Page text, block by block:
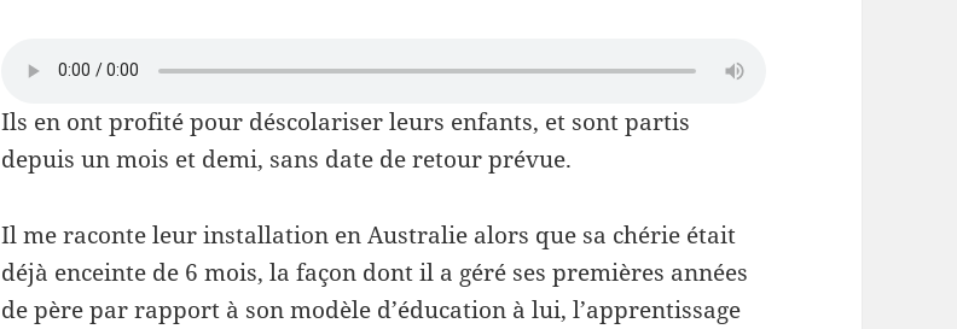
Ils en ont profité pour déscolariser leurs enfants, et sont partis
depuis un mois et demi, sans date de retour prévue.
Il me raconte leur installation en Australie alors que sa chérie était
déjà enceinte de 6 mois, la façon dont il a géré ses premières années
de père par rapport à son modèle d’éducation à lui, l’apprentissage